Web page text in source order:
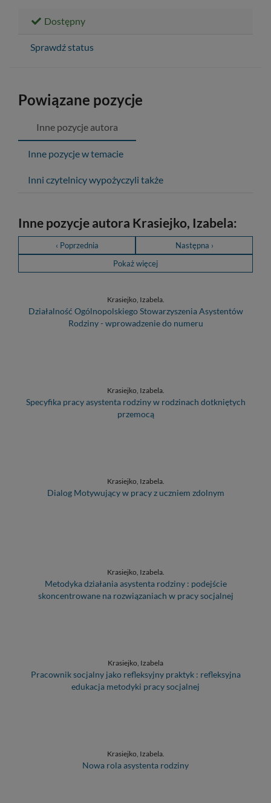
Dostępny
Sprawdź status
Powiązane pozycje
Inne pozycje autora
Inne pozycje w temacie
Inni czytelnicy wypożyczyli także
Inne pozycje autora Krasiejko, Izabela:
‹ Poprzednia
Następna ›
Pokaż więcej
Krasiejko, Izabela.
Działalność Ogólnopolskiego Stowarzyszenia Asystentów
Rodziny - wprowadzenie do numeru
Krasiejko, Izabela.
Specyfika pracy asystenta rodziny w rodzinach dotkniętych
przemocą
Krasiejko, Izabela.
Dialog Motywujący w pracy z uczniem zdolnym
Krasiejko, Izabela.
Metodyka działania asystenta rodziny : podejście
skoncentrowane na rozwiązaniach w pracy socjalnej
Krasiejko, Izabela
Pracownik socjalny jako refleksyjny praktyk : refleksyjna
edukacja metodyki pracy socjalnej
Krasiejko, Izabela.
Nowa rola asystenta rodziny